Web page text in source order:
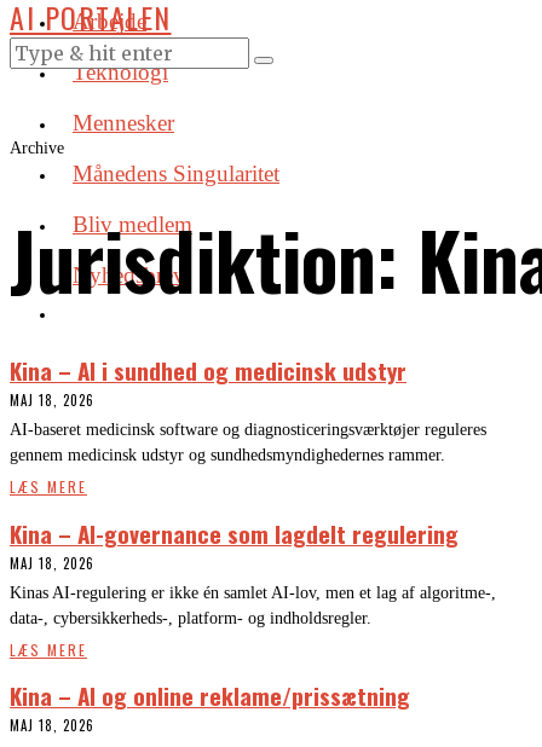
Arbejde
Teknologi
Mennesker
Månedens Singularitet
Bliv medlem
Nyhedsbrev
AI PORTALEN
Archive
Jurisdiktion:
Kina – AI i sundhed og medicinsk udstyr
MAJ 18, 2026
AI-baseret medicinsk software og diagnosticeringsværktøjer reguleres
gennem medicinsk udstyr og sundhedsmyndighedernes rammer.
LÆS MERE
Kina – AI-governance som lagdelt regulering
MAJ 18, 2026
Kinas AI-regulering er ikke én samlet AI-lov, men et lag af algoritme-,
data-, cybersikkerheds-, platform- og indholdsregler.
LÆS MERE
Kina – AI og online reklame/prissætning
MAJ 18, 2026